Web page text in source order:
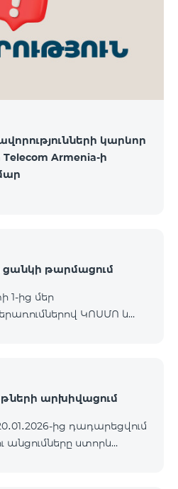
կողմից
ին առաջարկված
էին ծառայությունների
կարևոր
Armenia-ի
ցանկի թարմացում
1-ից մեր
ԿՈՍՄՈ և
հասանելի
որտեղ դրանց
Այս փոփոխությունը
հարթակի
արխիվացում
ից դադարեցվում
անցումները ստորև